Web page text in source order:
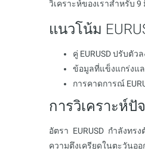
วิเคราะห์ของเราสำหรับ
แนวโน้ม
คู่ EURUSD ปรับตั
ข้อมูลที่แข็งแกร่งแ
การคาดการณ์
การวิเคราะห์ปั
อัตรา EURUSD กำลังทร
ความตึงเครียดในตะวันอ